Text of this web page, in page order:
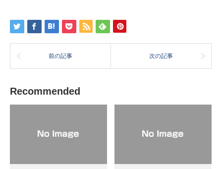
前の記事 次の記事
Recommended